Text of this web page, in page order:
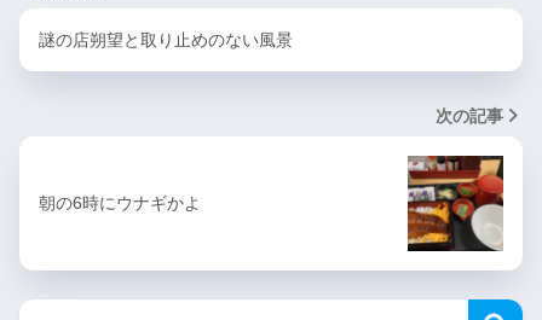
謎の店朔望と取り止めのない風景
次の記事
朝の6時にウナギかよ